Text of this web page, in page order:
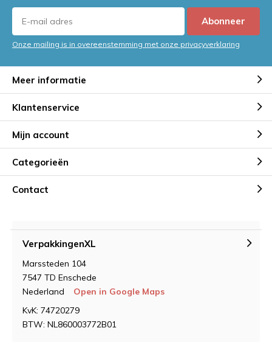
Abonneer
Onze mailing is in overeenstemming met onze privacyverklaring
Meer informatie
Klantenservice
Mijn account
Categorieën
Contact
VerpakkingenXL
Marssteden 104
7547 TD Enschede
Nederland
Open in Google Maps
KvK: 74720279
BTW: NL860003772B01